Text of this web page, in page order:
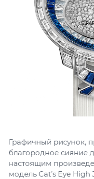
Графичный рисунок,
благородное сияние
настоящим
модель Cat’s Eye High